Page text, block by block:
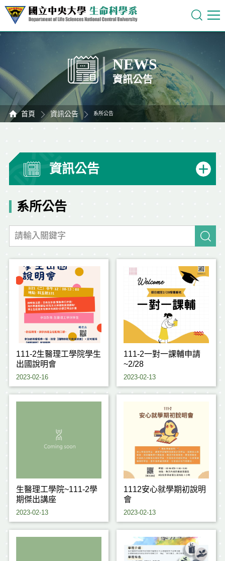
NEWS
資訊公告
首頁 資訊公告 系所公告
資訊公告
系所公告
111-2生醫理工學院學生
出國說明會
2023-02-16
111-2一對一課輔申請
~2/28
2023-02-13
生醫理工學院~111-2學
期傑出講座
2023-02-13
1112安心就學期初說明
會
2023-02-13